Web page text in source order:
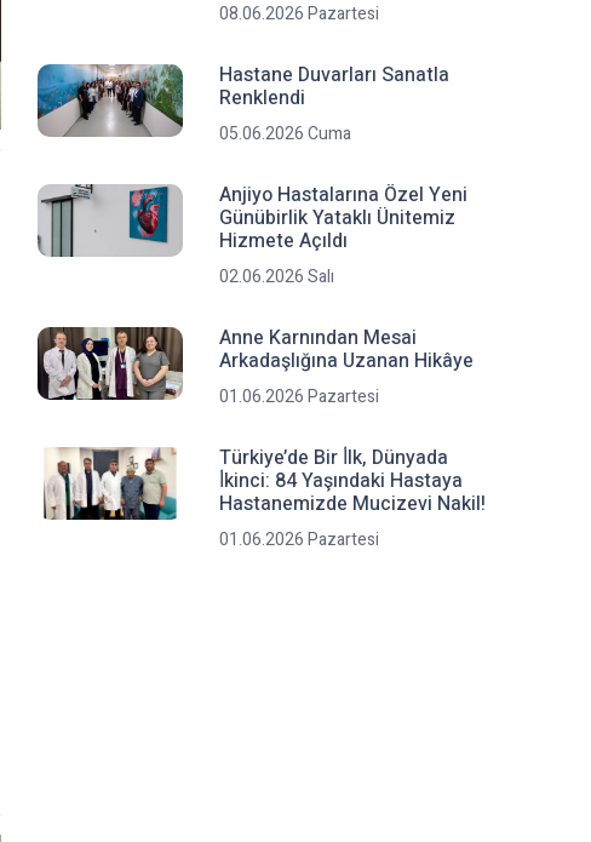
08.06.2026 Pazartesi
Hastane Duvarları Sanatla
Renklendi
05.06.2026 Cuma
Anjiyo Hastalarına Özel Yeni
Günübirlik Yataklı Ünitemiz
Hizmete Açıldı
02.06.2026 Salı
Anne Karnından Mesai
Arkadaşlığına Uzanan Hikâye
01.06.2026 Pazartesi
Türkiye’de Bir İ̇lk, Dünyada
İ̇kinci: 84 Yaşındaki Hastaya
Hastanemizde Mucizevi Nakil!
01.06.2026 Pazartesi